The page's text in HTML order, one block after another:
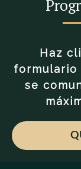
Haz
formulario
se